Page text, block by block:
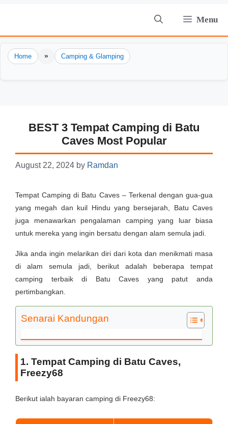
content
Menu
Home » Camping & Glamping
BEST 3 Tempat Camping di Batu
Caves Most Popular
August 22, 2024 by Ramdan
Tempat Camping di Batu Caves – Terkenal dengan gua-gua
yang megah dan kuil Hindu yang bersejarah, Batu Caves
juga menawarkan pengalaman camping yang luar biasa
untuk mereka yang ingin bersatu dengan alam semula jadi.
Jika anda ingin melarikan diri dari kota dan menikmati masa
di alam semula jadi, berikut adalah beberapa tempat
camping terbaik di Batu Caves yang patut anda
pertimbangkan.
Senarai Kandungan
1. Tempat Camping di Batu Caves,
Freezy68
Berikut ialah bayaran camping di Freezy68: